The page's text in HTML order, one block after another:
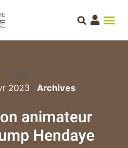
Date
2023
animateur
Hendaye